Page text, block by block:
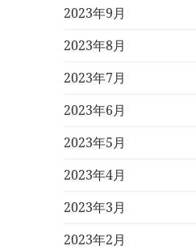
2023年9月
2023年8月
2023年7月
2023年6月
2023年5月
2023年4月
2023年3月
2023年2月